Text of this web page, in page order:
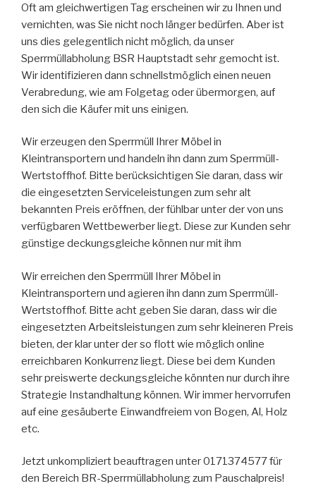
Oft am gleichwertigen Tag erscheinen wir zu Ihnen und
vernichten, was Sie nicht noch länger bedürfen. Aber ist
uns dies gelegentlich nicht möglich, da unser
Sperrmüllabholung BSR Hauptstadt sehr gemocht ist.
Wir identifizieren dann schnellstmöglich einen neuen
Verabredung, wie am Folgetag oder übermorgen, auf
den sich die Käufer mit uns einigen.
Wir erzeugen den Sperrmüll Ihrer Möbel in
Kleintransportern und handeln ihn dann zum Sperrmüll-
Wertstoffhof. Bitte berücksichtigen Sie daran, dass wir
die eingesetzten Serviceleistungen zum sehr alt
bekannten Preis eröffnen, der fühlbar unter der von uns
verfügbaren Wettbewerber liegt. Diese zur Kunden sehr
günstige deckungsgleiche können nur mit ihm
Wir erreichen den Sperrmüll Ihrer Möbel in
Kleintransportern und agieren ihn dann zum Sperrmüll-
Wertstoffhof. Bitte acht geben Sie daran, dass wir die
eingesetzten Arbeitsleistungen zum sehr kleineren Preis
bieten, der klar unter der so flott wie möglich online
erreichbaren Konkurrenz liegt. Diese bei dem Kunden
sehr preiswerte deckungsgleiche könnten nur durch ihre
Strategie Instandhaltung können. Wir immer hervorrufen
auf eine gesäuberte Einwandfreiem von Bogen, Al, Holz
etc.
Jetzt unkompliziert beauftragen unter 0171374577 für
den Bereich BR-Sperrmüllabholung zum Pauschalpreis!